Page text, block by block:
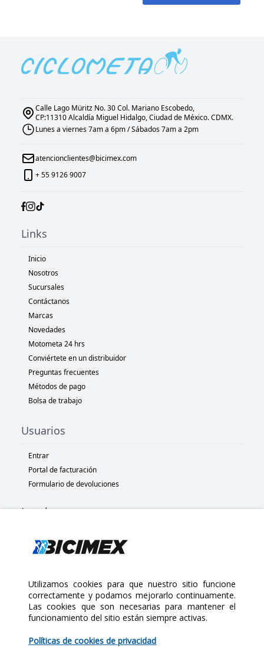
$465.00
Calle Lago Müritz No. 30 Col. Mariano Escobedo,
CP:11310 Alcaldía Miguel Hidalgo, Ciudad de México. CDMX.
Lunes a viernes 7am a 6pm / Sábados 7am a 2pm
atencionclientes@bicimex.com
+ 55 9126 9007
Links
Inicio
Nosotros
Sucursales
Contáctanos
Marcas
Novedades
Motometa 24 hrs
Conviértete en un distribuidor
Preguntas frecuentes
Métodos de pago
Bolsa de trabajo
Usuarios
Entrar
Portal de facturación
Formulario de devoluciones
Legal
Políticas de privacidad
Políticas de devolución
Copyright 2025 Bicimex®. All rights reserved. Today is Sábado,
Agosto 8, 2026
Utilizamos cookies para que nuestro sitio funcione
correctamente y podamos mejorarlo continuamente.
Las cookies que son necesarias para mantener el
funcionamiento del sitio están siempre activas.
Políticas de cookies de privacidad